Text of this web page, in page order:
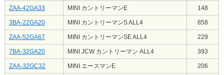
ZAA-42GA33 MINI カントリーマンE 148
3BA-22GA20 MINI カントリーマンS ALL4 858
ZAA-52GA67 MINI カントリーマンSE ALL4 229
7BA-32GA20 MINI JCW カントリーマン ALL4 393
ZAA-32GC32 MINI エースマンE 206